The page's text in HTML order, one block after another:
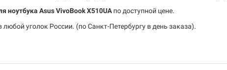
ноутбука Asus VivoBook X510UAпо доступной цене.
уголок России. (по Санкт-Петербургу в день заказа).